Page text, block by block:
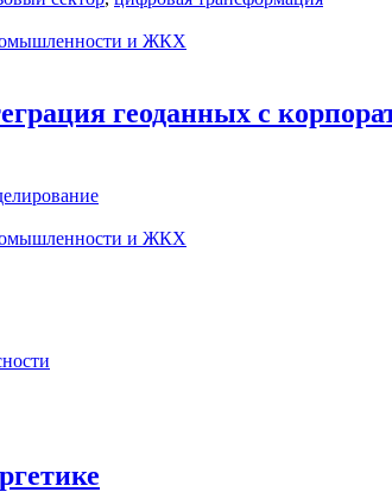
и ЖКХ
геоданных с
и ЖКХ